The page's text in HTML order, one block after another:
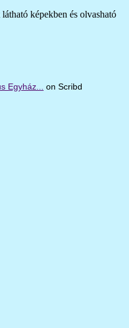
képekben és olvasható
Egyház... on Scribd